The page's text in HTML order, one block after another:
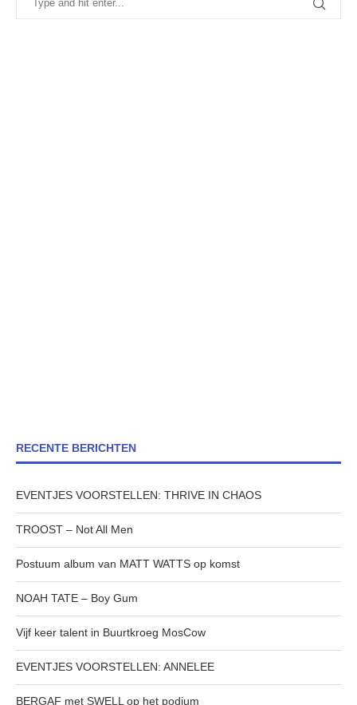
RECENTE BERICHTEN
EVENTJES VOORSTELLEN: THRIVE IN CHAOS
TROOST – Not All Men
Postuum album van MATT WATTS op komst
NOAH TATE – Boy Gum
Vijf keer talent in Buurtkroeg MosCow
EVENTJES VOORSTELLEN: ANNELEE
BERGAF met SWELL op het podium